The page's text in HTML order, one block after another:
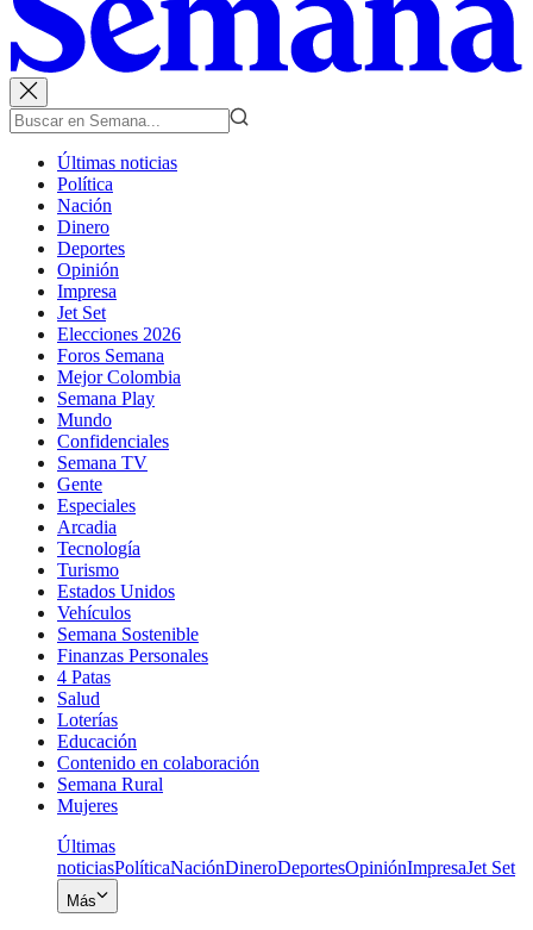
Últimas noticias
Política
Nación
Dinero
Deportes
Opinión
Impresa
Jet Set
Elecciones 2026
Foros Semana
Mejor Colombia
Semana Play
Mundo
Confidenciales
Semana TV
Gente
Especiales
Arcadia
Tecnología
Turismo
Estados Unidos
Vehículos
Semana Sostenible
Finanzas Personales
4 Patas
Salud
Loterías
Educación
Contenido en colaboración
Semana Rural
Mujeres
Últimas
noticiasPolíticaNaciónDineroDeportesOpiniónImpresaJet Set
Más